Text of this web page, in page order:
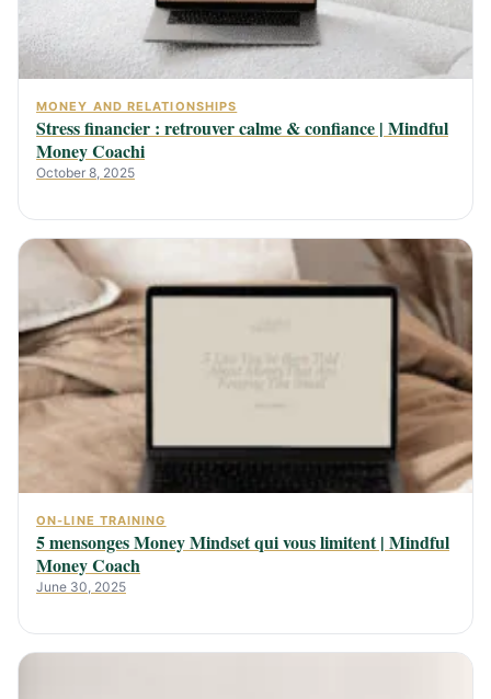
MONEY AND RELATIONSHIPS
Stress financier : retrouver calme & confiance | Mindful
Money Coachi
October 8, 2025
ON-LINE TRAINING
5 mensonges Money Mindset qui vous limitent | Mindful
Money Coach
June 30, 2025